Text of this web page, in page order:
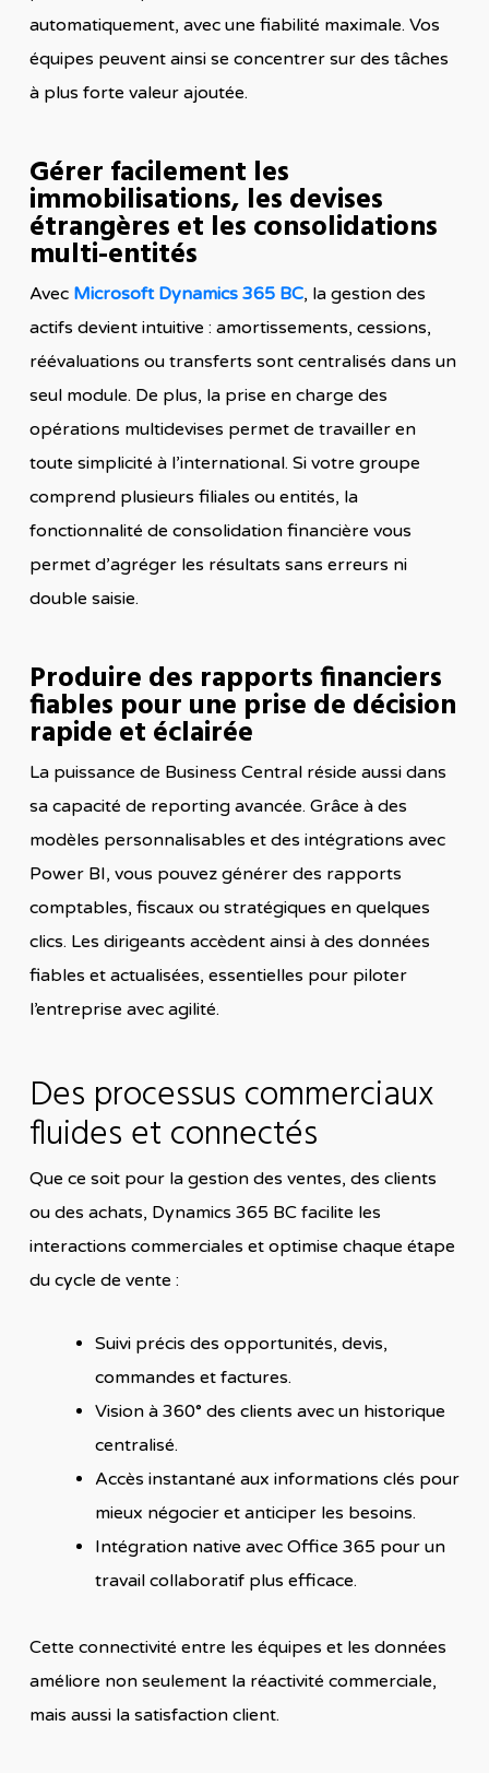
automatiquement, avec une fiabilité maximale. Vos
équipes peuvent ainsi se concentrer sur des tâches
à plus forte valeur ajoutée.
Gérer facilement les
immobilisations, les devises
étrangères et les consolidations
multi-entités
Avec Microsoft Dynamics 365 BC, la gestion des
actifs devient intuitive : amortissements, cessions,
réévaluations ou transferts sont centralisés dans un
seul module. De plus, la prise en charge des
opérations multidevises permet de travailler en
toute simplicité à l’international. Si votre groupe
comprend plusieurs filiales ou entités, la
fonctionnalité de consolidation financière vous
permet d’agréger les résultats sans erreurs ni
double saisie.
Produire des rapports financiers
fiables pour une prise de décision
rapide et éclairée
La puissance de Business Central réside aussi dans
sa capacité de reporting avancée. Grâce à des
modèles personnalisables et des intégrations avec
Power BI, vous pouvez générer des rapports
comptables, fiscaux ou stratégiques en quelques
clics. Les dirigeants accèdent ainsi à des données
fiables et actualisées, essentielles pour piloter
l’entreprise avec agilité.
Des processus commerciaux
fluides et connectés
Que ce soit pour la gestion des ventes, des clients
ou des achats, Dynamics 365 BC facilite les
interactions commerciales et optimise chaque étape
du cycle de vente :
Suivi précis des opportunités, devis,
commandes et factures.
Vision à 360° des clients avec un historique
centralisé.
Accès instantané aux informations clés pour
mieux négocier et anticiper les besoins.
Intégration native avec Office 365 pour un
travail collaboratif plus efficace.
Cette connectivité entre les équipes et les données
améliore non seulement la réactivité commerciale,
mais aussi la satisfaction client.